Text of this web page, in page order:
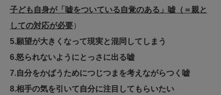
子ども自身が「嘘をついている自覚のある」嘘（＝親と
しての対応が必要）
5.願望が大きくなって現実と混同してしまう
6.怒られないようにとっさに出る嘘
7.自分をかばうためにつじつまを考えながらつく嘘
8.相手の気を引いて自分に注目してもらいたい